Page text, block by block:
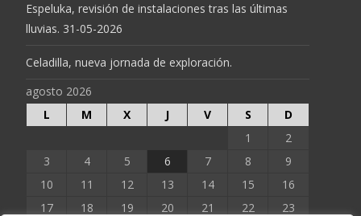
Espeluka, revisión de instalaciones tras las últimas
lluvias. 31-05-2026
Celadilla, nueva jornada de exploración.
agosto 2026
L
M X J V S
D
1
2
3
4 5 6 7 8
9
10
11 12 13 14 15
16
17
18 19 20 21 22
23